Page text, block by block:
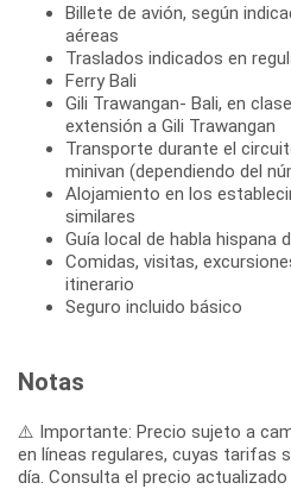
Billete de avión, según
aéreas
Traslados indicados en
Ferry Bali
Gili Trawangan- Bali, en
extensión a Gili Trawangan
Transporte durante el
minivan (dependiendo del
Alojamiento en los
similares
Guía local de habla hispana
Comidas, visitas,
itinerario
Seguro incluido básico
Notas
⚠️ Importante: Precio sujeto a
en líneas regulares, cuyas tarifas
día. Consulta el precio actualizado